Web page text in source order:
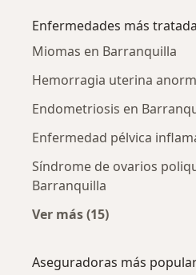
Enfermedades más
Miomas en Barranquilla
Hemorragia uterina
Endometriosis en
Enfermedad pélvica
Síndrome de ovarios
Barranquilla
Ver más (15)
Aseguradoras más